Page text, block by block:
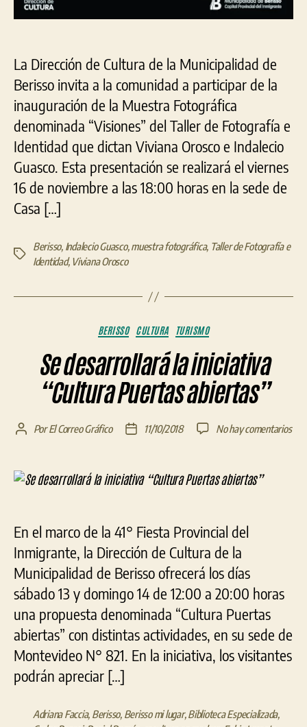
La Dirección de Cultura de la Municipalidad de
Berisso invita a la comunidad a participar de la
inauguración de la Muestra Fotográfica
denominada “Visiones” del Taller de Fotografía e
Identidad que dictan Viviana Orosco e Indalecio
Guasco. Esta presentación se realizará el viernes
16 de noviembre a las 18:00 horas en la sede de
Casa […]
Etiquetas
Berisso, Indalecio Guasco,muestra fotográfica, Taller de Fotografía e
Identidad, Viviana Orosco
Categorías
BERISSO CULTURA TURISMO
Se desarrollará la iniciativa
“Cultura Puertas abiertas”
Autor
entrada
PorEl Correo Gráfico
Fecha
entrada
11/10/2018 No hay comentariosen
En el marco de la 41° Fiesta Provincial del
Inmigrante, la Dirección de Cultura de la
Municipalidad de Berisso ofrecerá los días
sábado 13 y domingo 14 de 12:00 a 20:00 horas
una propuesta denominada “Cultura Puertas
abiertas” con distintas actividades, en su sede de
Montevideo N° 821. En la iniciativa, los visitantes
podrán apreciar […]
Adriana Faccia, Berisso, Berisso mi lugar,Biblioteca Especializada,